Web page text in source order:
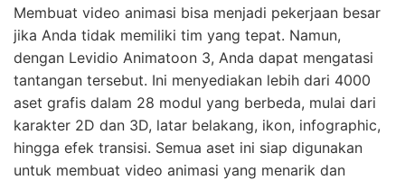
Membuat video animasi bisa menjadi pekerjaan besar
jika Anda tidak memiliki tim yang tepat. Namun,
dengan Levidio Animatoon 3, Anda dapat mengatasi
tantangan tersebut. Ini menyediakan lebih dari 4000
aset grafis dalam 28 modul yang berbeda, mulai dari
karakter 2D dan 3D, latar belakang, ikon, infographic,
hingga efek transisi. Semua aset ini siap digunakan
untuk membuat video animasi yang menarik dan